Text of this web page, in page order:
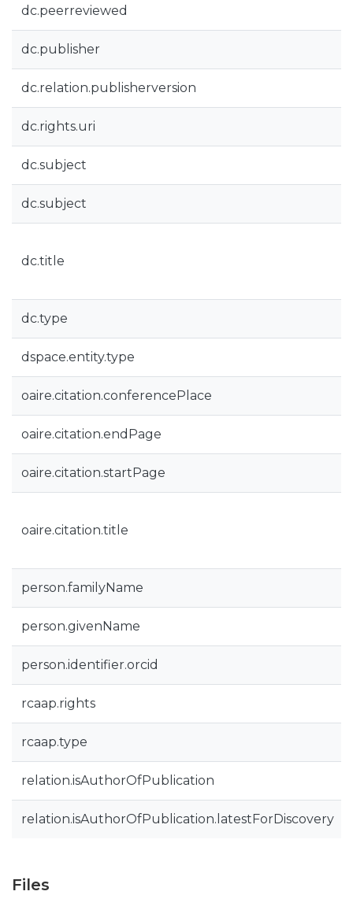
dc.peerreviewed
dc.publisher
dc.relation.publisherversion
dc.rights.uri
dc.subject
dc.subject
dc.title
dc.type
dspace.entity.type
oaire.citation.conferencePlace
oaire.citation.endPage
oaire.citation.startPage
oaire.citation.title
person.familyName
person.givenName
person.identifier.orcid
rcaap.rights
rcaap.type
relation.isAuthorOfPublication
relation.isAuthorOfPublication.latestForDiscovery
Files